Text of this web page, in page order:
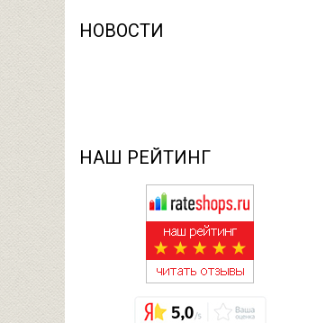
НОВОСТИ
НАШ РЕЙТИНГ